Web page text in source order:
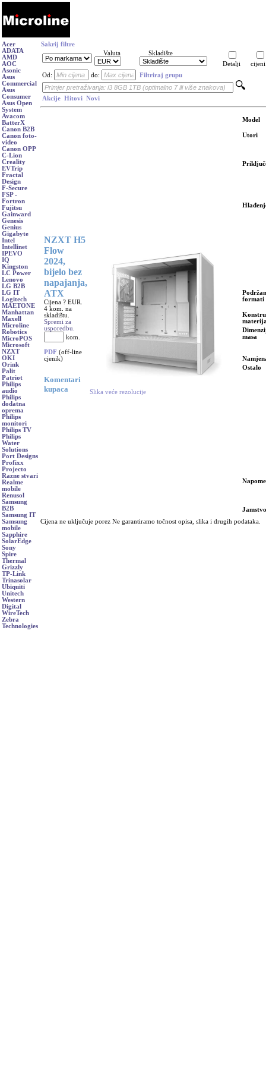
Acer
ADATA
AMD
AOC
Asonic
Asus
Commercial
Asus
Consumer
Asus Open
System
Avacom
BatterX
Canon B2B
Canon foto-
video
Canon OPP
C-Lion
Creality
EVTrip
Fractal
Design
F-Secure
FSP -
Fortron
Fujitsu
Gainward
Genesis
Genius
Gigabyte
Intel
Intellinet
IPEVO
IQ
Kingston
LC Power
Lenovo
LG B2B
LG IT
Logitech
MAETONE
Manhattan
Maxell
Microline
Robotics
MicroPOS
Microsoft
NZXT
OKI
Orink
Palit
Patriot
Philips
audio
Philips
dodatna
oprema
Philips
monitori
Philips TV
Philips
Water
Solutions
Port Designs
Profixx
Projecto
Razne stvari
Realme
mobile
Renusol
Samsung
B2B
Samsung IT
Samsung
mobile
Sapphire
SolarEdge
Sony
Spire
Thermal
Grizzly
TP-Link
Trinasolar
Ubiquiti
Unitech
Western
Digital
WireTech
Zebra
Technologies
Sakrij filtre
Valuta
Skladište
Detalji
cijeni
Od:
do: Filtriraj grupu
Akcije Hitovi Novi
NZXT H5
Flow
2024,
bijelo bez
napajanja,
ATX
Cijena ? EUR.
4 kom. na
skladištu.
Spremi za
usporedbu.
kom.
PDF (off-line
cjenik)
Komentari
kupaca
Slika veće rezolucije
Model
Utori
formati
masa
Ostalo
Jamstvo
Cijena ne uključuje porez Ne garantiramo točnost opisa, slika i drugih podataka.